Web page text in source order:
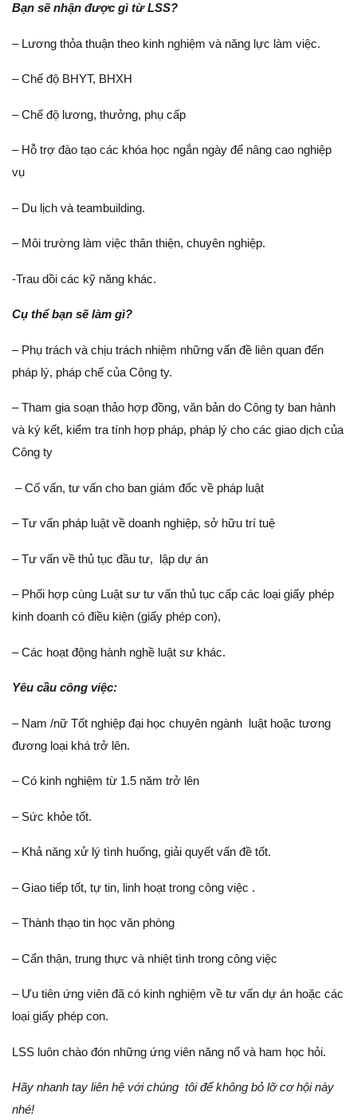
Bạn sẽ nhận được gì từ LSS?
– Lương thỏa thuận theo kinh nghiệm và năng lực làm việc.
– Chế độ BHYT, BHXH
– Chế độ lương, thưởng, phụ cấp
– Hỗ trợ đào tạo các khóa học ngắn ngày để nâng cao nghiệp
vụ
– Du lịch và teambuilding.
– Môi trường làm việc thân thiện, chuyên nghiệp.
-Trau dồi các kỹ năng khác.
Cụ thể bạn sẽ làm gì?
– Phụ trách và chịu trách nhiệm những vấn đề liên quan đến
pháp lý, pháp chế của Công ty.
– Tham gia soạn thảo hợp đồng, văn bản do Công ty ban hành
và ký kết, kiểm tra tính hợp pháp, pháp lý cho các giao dịch của
Công ty
– Cố vấn, tư vấn cho ban giám đốc về pháp luật
– Tư vấn pháp luật về doanh nghiệp, sở hữu trí tuệ
– Tư vấn về thủ tục đầu tư, lập dự án
– Phối hợp cùng Luật sư tư vấn thủ tục cấp các loại giấy phép
kinh doanh có điều kiện (giấy phép con),
– Các hoạt động hành nghề luật sư khác.
Yêu cầu công việc:
– Nam /nữ Tốt nghiệp đại học chuyên ngành luật hoặc tương
đương loại khá trở lên.
– Có kinh nghiệm từ 1.5 năm trở lên
– Sức khỏe tốt.
– Khả năng xử lý tình huống, giải quyết vấn đề tốt.
– Giao tiếp tốt, tự tin, linh hoạt trong công việc .
– Thành thạo tin học văn phòng
– Cẩn thận, trung thực và nhiệt tình trong công việc
– Ưu tiên ứng viên đã có kinh nghiệm về tư vấn dự án hoặc các
loại giấy phép con.
LSS luôn chào đón những ứng viên năng nổ và ham học hỏi.
Hãy nhanh tay liên hệ với chúng tôi để không bỏ lỡ cơ hội này
nhé!